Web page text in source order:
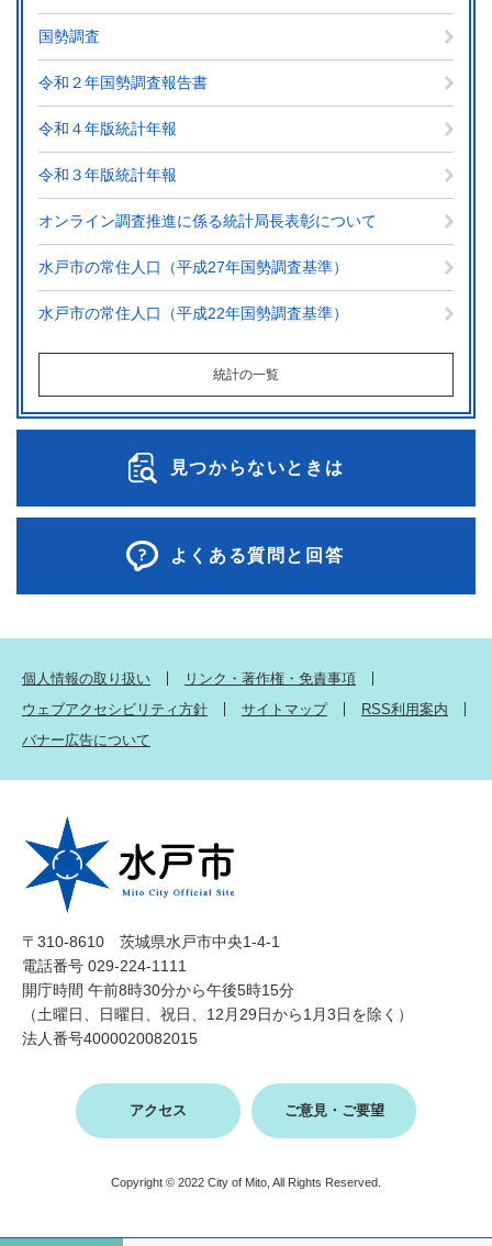
国勢調査
令和２年国勢調査報告書
令和４年版統計年報
令和３年版統計年報
オンライン調査推進に係る統計局長表彰について
水戸市の常住人口（平成27年国勢調査基準）
水戸市の常住人口（平成22年国勢調査基準）
統計の一覧
見つからないときは
よくある質問と回答
個人情報の取り扱い
リンク・著作権・免責事項
ウェブアクセシビリティ方針
サイトマップ
RSS利用案内
バナー広告について
〒310-8610 茨城県水戸市中央1-4-1
電話番号 029-224-1111
開庁時間 午前8時30分から午後5時15分
（土曜日、日曜日、祝日、12月29日から1月3日を除く）
法人番号4000020082015
アクセス ご意見・ご要望
Copyright © 2022 City of Mito, All Rights Reserved.